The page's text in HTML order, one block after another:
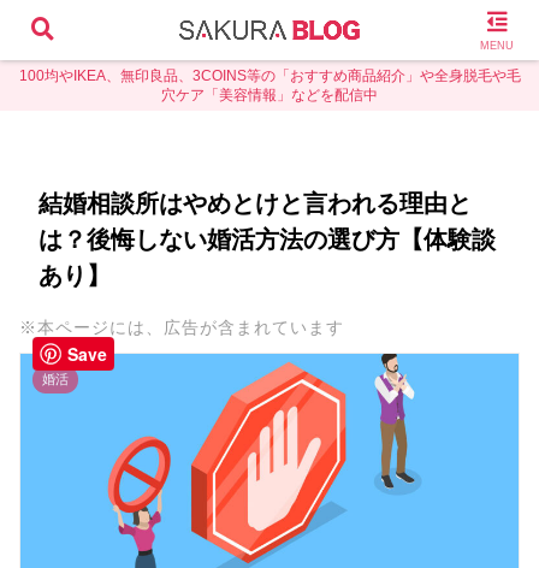
100均やIKEA、無印良品、3COINS等の「おすすめ商品紹介」や全身脱毛や毛
穴ケア「美容情報」などを配信中
結婚相談所はやめとけと言われる理由と
は？後悔しない婚活方法の選び方【体験談
あり】
※本ページには、広告が含まれています
婚活
MENU
Save